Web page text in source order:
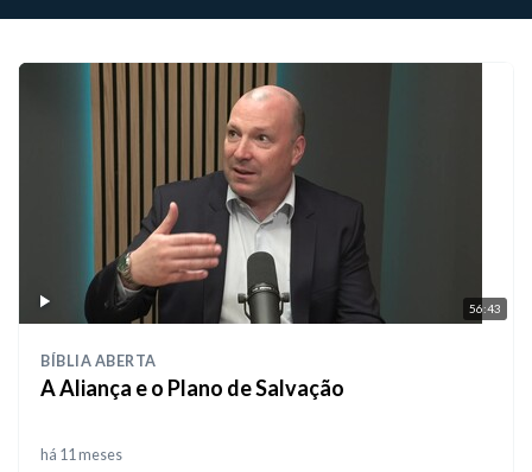
56:43
BÍBLIA ABERTA
A Aliança e o Plano de Salvação
há 11 meses